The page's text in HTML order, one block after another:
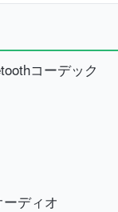
コーデック
ディオ